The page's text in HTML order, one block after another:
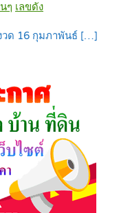
ๆ เลขดัง
วด 16 กุมภาพันธ์ […]